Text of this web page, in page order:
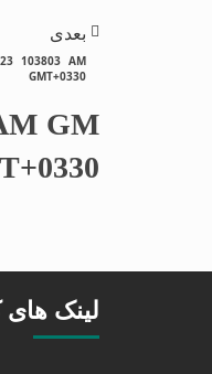
بعدی
103803 AM
GMT+0330
GM
T+0330
لینک های